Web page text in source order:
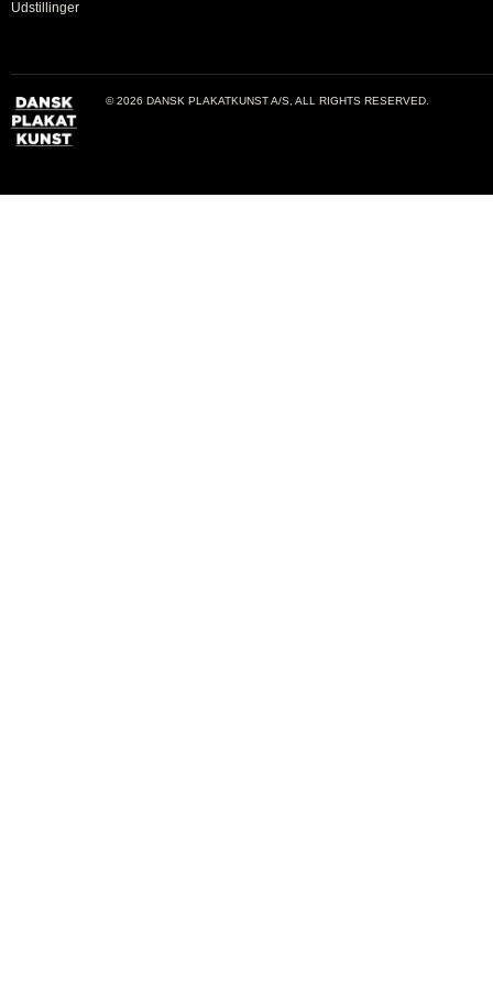
Udstillinger
© 2026 DANSK PLAKATKUNST A/S, ALL RIGHTS RESERVED.